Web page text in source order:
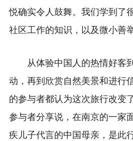
悦确实令人鼓舞。我们学到了
社区工作的知识，以及微小善
从体验中国人的热情好客
动，再到欣赏自然美景和进行
的参与者都认为这次旅行改变
参与者分享说，在南京的一家
疾儿子代言的中国母亲，是此